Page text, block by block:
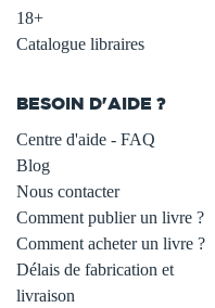
18+
Catalogue libraires
BESOIN D'AIDE ?
Centre d'aide - FAQ
Blog
Nous contacter
Comment publier un livre ?
Comment acheter un livre ?
Délais de fabrication et
livraison